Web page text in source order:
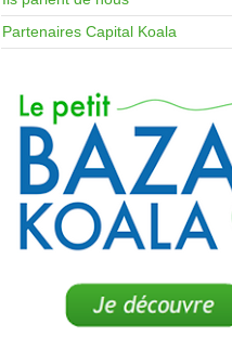
Partenaires Capital Koala